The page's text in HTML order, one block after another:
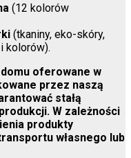
(12 kolorów
(tkaniny, eko-skóry,
kolorów).
oferowane w
przez naszą
stałą
W zależności
produkty
własnego lub